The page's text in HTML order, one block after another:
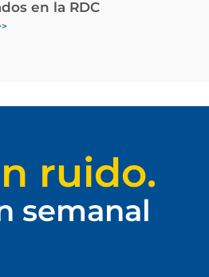
en la RDC
ruido.
semanal